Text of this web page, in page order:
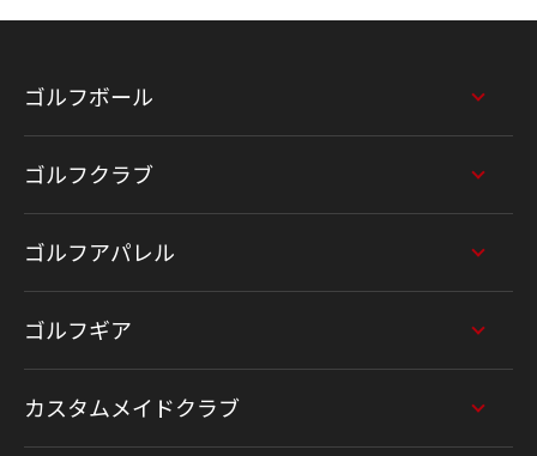
ゴルフボール
ゴルフクラブ
ゴルフアパレル
ゴルフギア
カスタムメイドクラブ